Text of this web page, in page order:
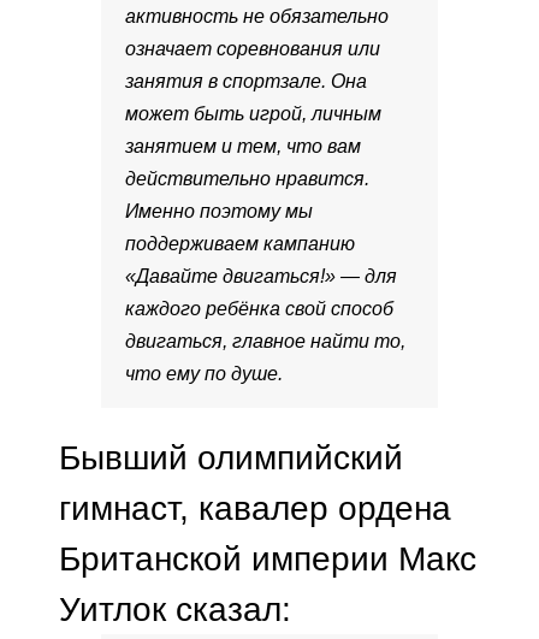
активность не обязательно
означает соревнования или
занятия в спортзале. Она
может быть игрой, личным
занятием и тем, что вам
действительно нравится.
Именно поэтому мы
поддерживаем кампанию
«Давайте двигаться!» — для
каждого ребёнка свой способ
двигаться, главное найти то,
что ему по душе.
Бывший олимпийский
гимнаст, кавалер ордена
Британской империи Макс
Уитлок сказал: